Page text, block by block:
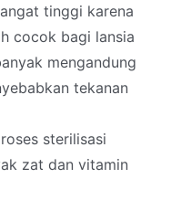
tinggi karena
cocok bagi lansia
mengandung
tekanan
sterilisasi
zat dan vitamin